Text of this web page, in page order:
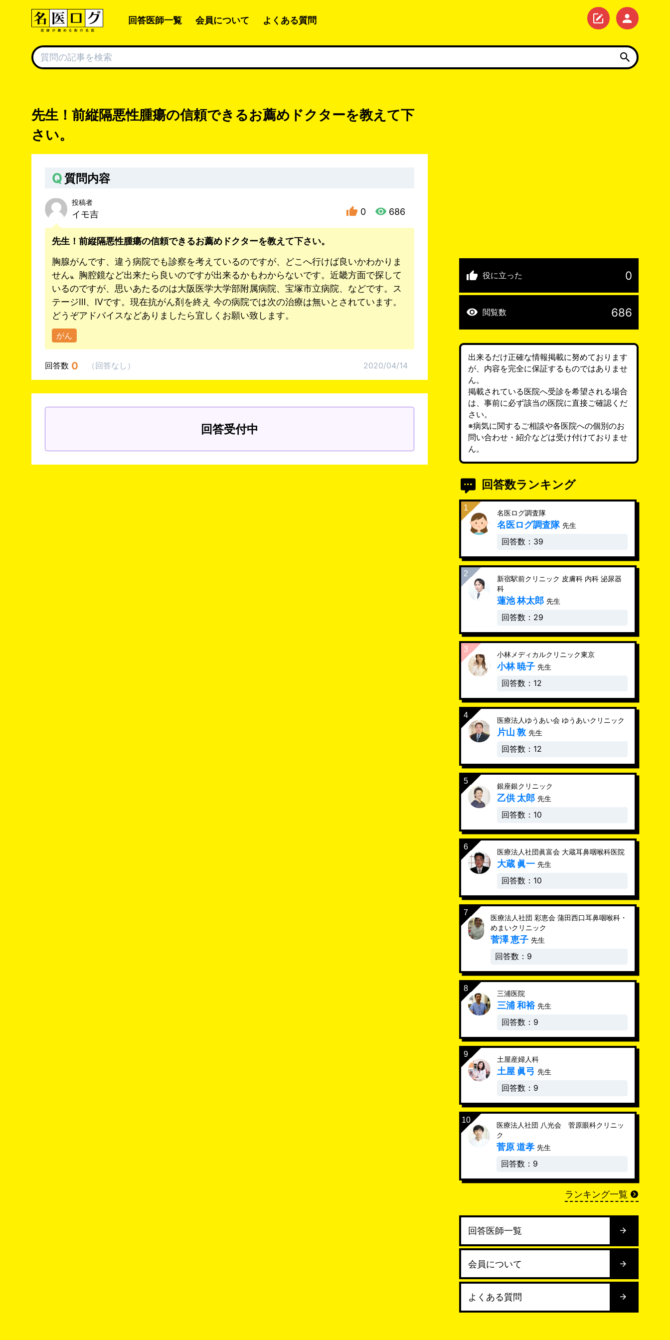
回答医師一覧 会員について よくある質問
先生！前縦隔悪性腫瘍の信頼できるお薦めドクターを教えて下
さい。
Q質問内容
投稿者
イモ吉 0 686
先生！前縦隔悪性腫瘍の信頼できるお薦めドクターを教えて下さい。
胸腺がんです、違う病院でも診察を考えているのですが、どこへ行けば良いかわかりま
せん〟胸腔鏡など出来たら良いのですが出来るかもわからないです。近畿方面で探して
いるのですが、思いあたるのは大阪医学大学部附属病院、宝塚市立病院、などです。ス
テージⅢ、Ⅳです。現在抗がん剤を終え 今の病院では次の治療は無いとされています。
どうぞアドバイスなどありましたら宜しくお願い致します。
がん
回答数 0 （回答なし ） 2020/04/14
回答受付中
役に立った 0
閲覧数 686
出来るだけ正確な情報掲載に努めております
が、内容を完全に保証するものではありませ
ん。
掲載されている医院へ受診を希望される場合
は、事前に必ず該当の医院に直接ご確認くだ
さい。
※病気に関するご相談や各医院への個別のお
問い合わせ・紹介などは受け付けておりませ
ん。
回答数ランキング
名医ログ調査隊
名医ログ調査隊 先生
回答数：39
新宿駅前クリニック 皮膚科 内科 泌尿器
科
蓮池 林太郎 先生
回答数：29
小林メディカルクリニック東京
小林 暁子 先生
回答数：12
医療法人ゆうあい会 ゆうあいクリニック
片山 敦 先生
回答数：12
銀座銀クリニック
乙供 太郎 先生
回答数：10
医療法人社団眞富会 大蔵耳鼻咽喉科医院
大蔵 眞一 先生
回答数：10
医療法人社団 彩恵会 蒲田西口耳鼻咽喉科・
めまいクリニック
菅澤 恵子 先生
回答数：9
三浦医院
三浦 和裕 先生
回答数：9
土屋産婦人科
土屋 眞弓 先生
回答数：9
医療法人社団 八光会 菅原眼科クリニッ
ク
菅原 道孝 先生
回答数：9
ランキング一覧
回答医師一覧
会員について
よくある質問